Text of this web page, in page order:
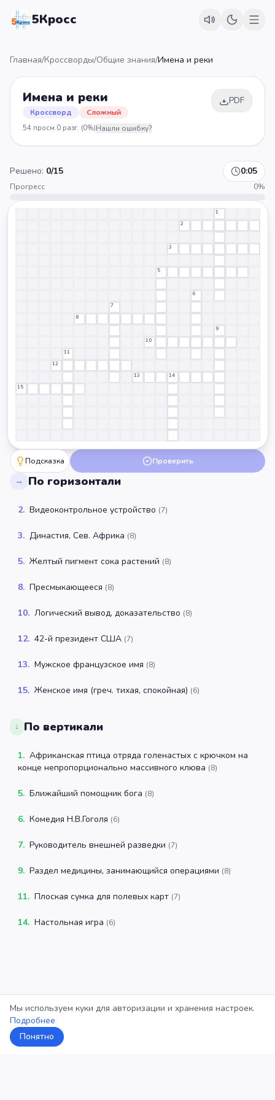
5Кросс
Главная/Кроссворды/Общие знания/Имена и реки
Имена и реки
Кроссворд Сложный
PDF
54 просм.0 разг. (0%)Нашли ошибку?
Решено: 0/15 0:05
Прогресс 0%
1
2
3
5
6
7
8
9
10
11
12
13
14
15
Подсказка Проверить
→ По горизонтали
2. Видеоконтрольное устройство (7)
3. Династия, Сев. Африка (8)
5. Желтый пигмент сока растений (8)
8. Пресмыкающееся (8)
10. Логический вывод, доказательство (8)
12. 42-й президент США (7)
13. Мужское французское имя (8)
15. Женское имя (греч. тихая, спокойная) (6)
↓ По вертикали
1. Африканская птица отряда голенастых с крючком на
конце непропорционально массивного клюва (8)
5. Ближайший помощник бога (8)
6. Комедия Н.В.Гоголя (6)
7. Руководитель внешней разведки (7)
9. Раздел медицины, занимающийся операциями (8)
11. Плоская сумка для полевых карт (7)
14. Настольная игра (6)
Мы используем куки для авторизации и хранения настроек.
Подробнее
Понятно